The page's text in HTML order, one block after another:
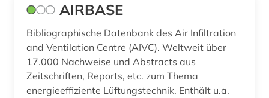
AIRBASE
Bibliographische Datenbank des Air Infiltration
and Ventilation Centre (AIVC). Weltweit über
17.000 Nachweise und Abstracts aus
Zeitschriften, Reports, etc. zum Thema
energieeffiziente Lüftungstechnik. Enthält u.a.